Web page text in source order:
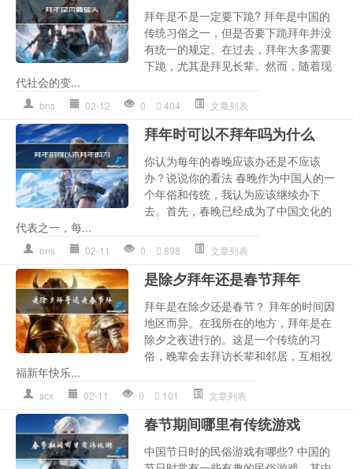
拜年是不是一定要下跪? 拜年是中国的
传统习俗之一，但是否要下跪拜年并没
有统一的规定。在过去，拜年大多需要
下跪，尤其是拜见长辈。然而，随着现
代社会的变...
bns 02-12 0 404 文章列表
拜年时可以不拜年吗为什么
你认为每年的春晚应该办还是不应该
办？说说你的看法 春晚作为中国人的一
个年俗和传统，我认为应该继续办下
去。首先，春晚已经成为了中国文化的
代表之一，每...
bns 02-11 0 898 文章列表
是除夕拜年还是春节拜年
拜年是在除夕还是春节？ 拜年的时间因
地区而异。在我所在的地方，拜年是在
除夕之夜进行的。这是一个传统的习
俗，晚辈会去拜访长辈和邻居，互相祝
福新年快乐...
scx 02-11 0 101 文章列表
春节期间哪里有传统游戏
中国节日时的民俗游戏有哪些? 中国的